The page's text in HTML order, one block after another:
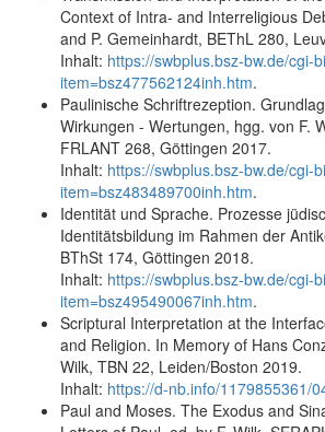
Context of Intra- and Interreligious
and P. Gemeinhardt, BEThL 280,
Inhalt: https://swbplus.bsz-bw.de/cgi-
item=bsz477562124inh.htm.
Paulinische Schriftrezeption.
Wirkungen - Wertungen, hgg. von F.
FRLANT 268, Göttingen 2017.
Inhalt: https://swbplus.bsz-bw.de/cgi-
item=bsz483489700inh.htm.
Identität und Sprache. Prozesse
Identitätsbildung im Rahmen der
BThSt 174, Göttingen 2018.
Inhalt: https://swbplus.bsz-bw.de/cgi-
item=bsz495490067inh.htm.
Scriptural Interpretation at the
and Religion. In Memory of Hans
Wilk, TBN 22, Leiden/Boston 2019.
Inhalt: https://d-nb.info/1179855361/
Paul and Moses. The Exodus and